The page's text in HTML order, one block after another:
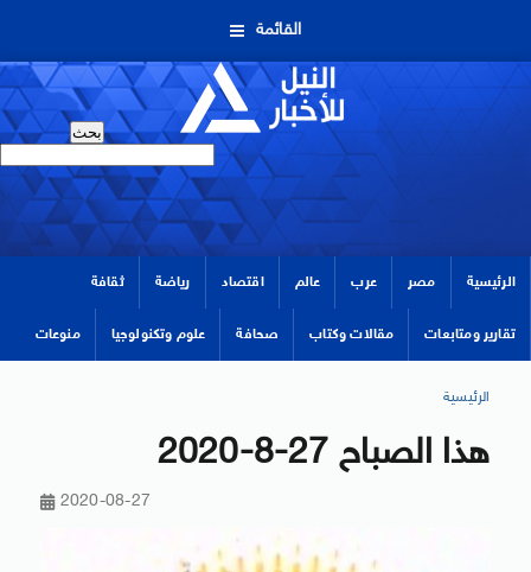
القائمة
الرئيسية مصر عرب عالم اقتصاد رياضة ثقافة
تقارير ومتابعات مقالات وكتاب صحافة علوم وتكنولوجيا منوعات
الرئيسية
هذا الصباح 27-8-2020
2020-08-27